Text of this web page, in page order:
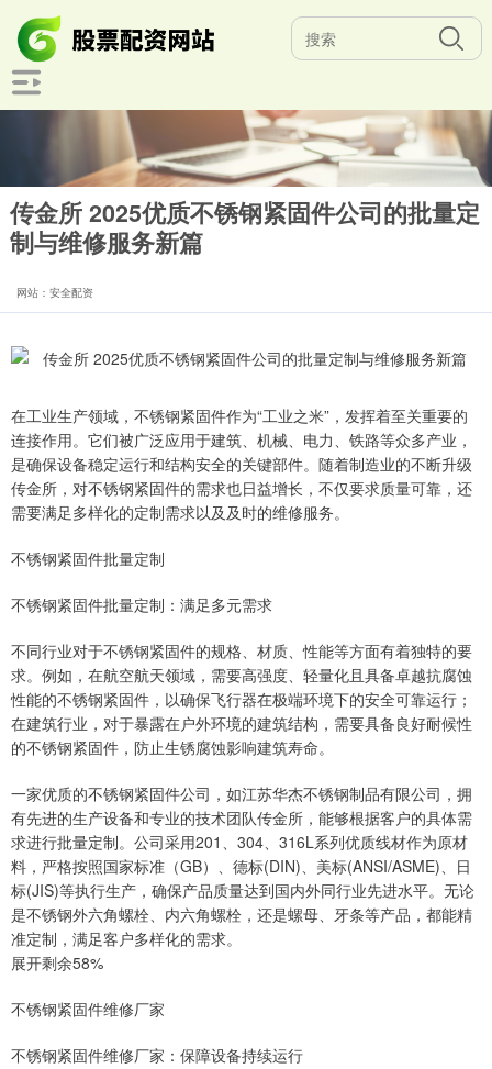
传金所 2025优质不锈钢紧固件公司的批量定
制与维修服务新篇
网站：安全配资
在工业生产领域，不锈钢紧固件作为“工业之米”，发挥着至关重要的
连接作用。它们被广泛应用于建筑、机械、电力、铁路等众多产业，
是确保设备稳定运行和结构安全的关键部件。随着制造业的不断升级
传金所，对不锈钢紧固件的需求也日益增长，不仅要求质量可靠，还
需要满足多样化的定制需求以及及时的维修服务。
不锈钢紧固件批量定制
不锈钢紧固件批量定制：满足多元需求
不同行业对于不锈钢紧固件的规格、材质、性能等方面有着独特的要
求。例如，在航空航天领域，需要高强度、轻量化且具备卓越抗腐蚀
性能的不锈钢紧固件，以确保飞行器在极端环境下的安全可靠运行；
在建筑行业，对于暴露在户外环境的建筑结构，需要具备良好耐候性
的不锈钢紧固件，防止生锈腐蚀影响建筑寿命。
一家优质的不锈钢紧固件公司，如江苏华杰不锈钢制品有限公司，拥
有先进的生产设备和专业的技术团队传金所，能够根据客户的具体需
求进行批量定制。公司采用201、304、316L系列优质线材作为原材
料，严格按照国家标准（GB）、德标(DIN)、美标(ANSI/ASME)、日
标(JIS)等执行生产，确保产品质量达到国内外同行业先进水平。无论
是不锈钢外六角螺栓、内六角螺栓，还是螺母、牙条等产品，都能精
准定制，满足客户多样化的需求。
展开剩余58%
不锈钢紧固件维修厂家
不锈钢紧固件维修厂家：保障设备持续运行